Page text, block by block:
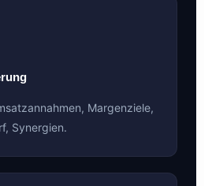
Margenziele,
Synergien.